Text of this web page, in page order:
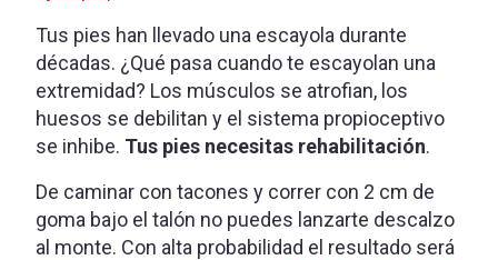
Tus pies han llevado una escayola durante
décadas. ¿Qué pasa cuando te escayolan una
extremidad? Los músculos se atrofian, los
huesos se debilitan y el sistema propioceptivo
se inhibe. Tus pies necesitas rehabilitación.
De caminar con tacones y correr con 2 cm de
goma bajo el talón no puedes lanzarte descalzo
al monte. Con alta probabilidad el resultado será